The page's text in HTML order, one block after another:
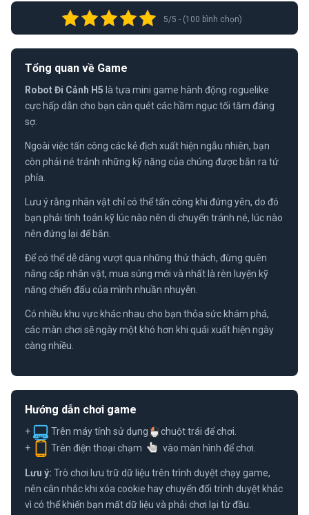
5/5 - (100 bình chọn)
Tổng quan về Game
Robot Đi Cảnh H5 là tựa mini game hành động roguelike
cực hấp dẫn cho bạn càn quét các hầm ngục tối tăm đáng
sợ.
Ngoài việc tấn công các kẻ địch xuất hiện ngẫu nhiên, bạn
còn phải né tránh những kỹ năng của chúng được bắn ra tứ
phía.
Lưu ý rằng nhân vật chỉ có thể tấn công khi đứng yên, do đó
bạn phải tính toán kỹ lúc nào nên di chuyển tránh né, lúc nào
nên đứng lại để bắn.
Để có thể dễ dàng vượt qua những thử thách, đừng quên
nâng cấp nhân vật, mua súng mới và nhất là rèn luyện kỹ
năng chiến đấu của mình nhuần nhuyễn.
Có nhiều khu vực khác nhau cho bạn thỏa sức khám phá,
các màn chơi sẽ ngày một khó hơn khi quái xuất hiện ngày
càng nhiều.
Hướng dẫn chơi game
+ Trên máy tính sử dụng
chuột trái để chơi.
+
Trên điện thoại chạm vào màn hình để chơi.
Lưu ý: Trò chơi lưu trữ dữ liệu trên trình duyệt chạy game,
nên cân nhắc khi xóa cookie hay chuyển đổi trình duyệt khác
vì có thể khiến bạn mất dữ liệu và phải chơi lại từ đầu.